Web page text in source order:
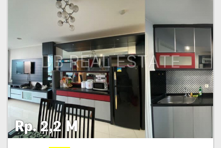
Rp. 2,2 M